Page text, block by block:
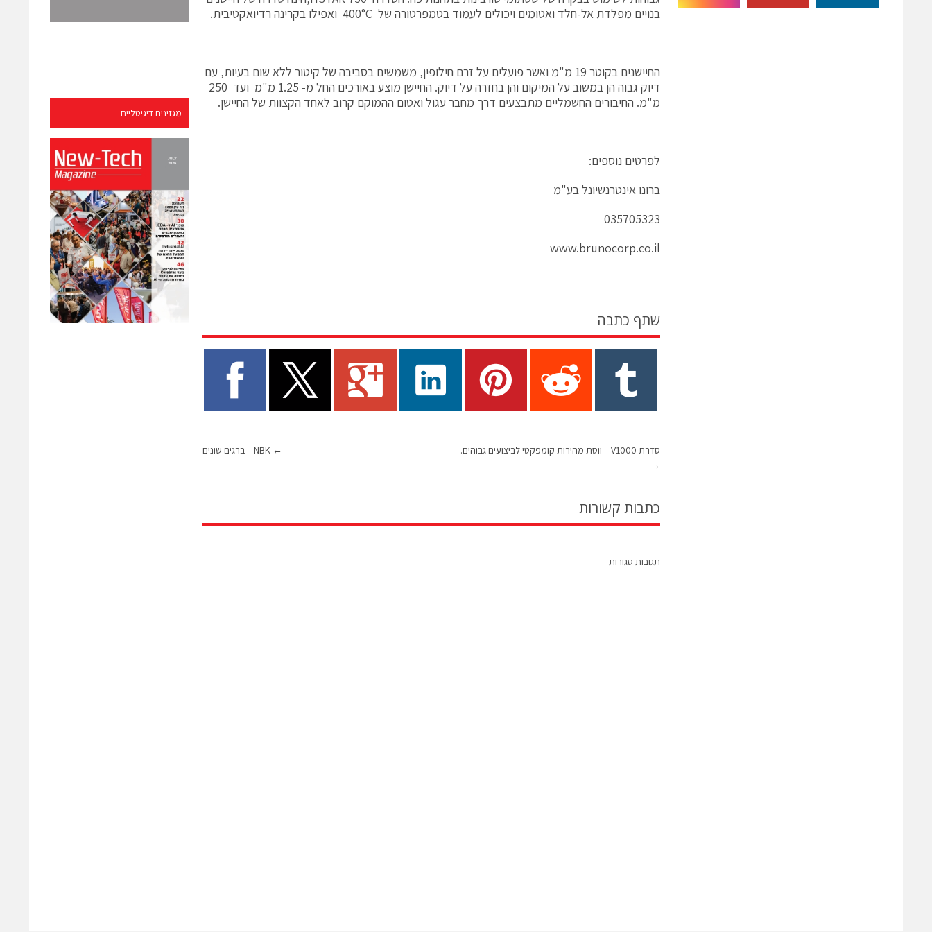
מגזינים דיגיטליים
בנויים מפלדת אל-חלד ואטומים ויכולים לעמוד בטמפרטורה של 400°C ואפילו בקרינה רדיואקטיבית.
החיישנים בקוטר 19 מ"מ ואשר פועלים על זרם חילופין, משמשים בסביבה של קיטור ללא שום בעיות, עם
דיוק גבוה הן במשוב על המיקום והן בחזרה על דיוק. החיישן מוצע באורכים החל מ- 1.25 מ"מ ועד 250
מ"מ. החיבורים החשמליים מתבצעים דרך מחבר עגול ואטום ההמוקם קרוב לאחד הקצוות של החיישן.
לפרטים נוספים:
ברונו אינטרנשיונל בע"מ
035705323
www.brunocorp.co.il
שתף כתבה
←
סדרת V1000 – ווסת מהירות קומפקטי לביצועים גבוהים.
→
כתבות קשורות
תגובות סגורות